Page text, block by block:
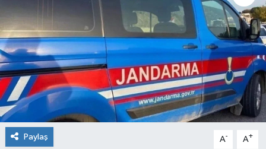
Paylaş A- A+